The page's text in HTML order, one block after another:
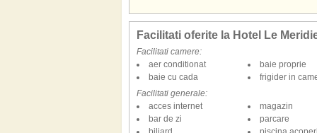
Facilitati oferite la Hotel Le
Facilitati camere:
aer conditionat
baie cu cada
baie proprie
frigider in
Facilitati generale:
acces internet
bar de zi
magazin
parcare